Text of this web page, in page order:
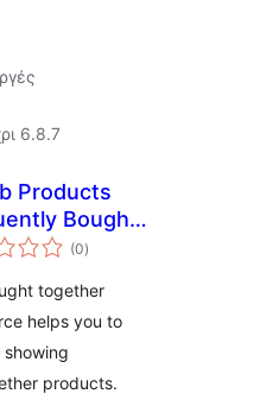
6.8.7
Products
Bought
for(0αξιολογήσεις
σύνολο
)
together
helps you to
products.